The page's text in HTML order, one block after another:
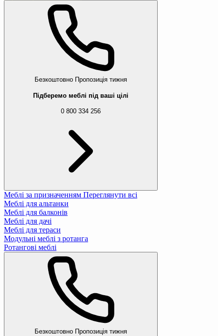
Безкоштовно Пропозиція тижня
Підберемо меблі під ваші цілі
0 800 334 256
Меблі за призначенням Переглянути всі
Меблі для альтанки
Меблі для балконів
Меблі для дачі
Меблі для тераси
Модульні меблі з ротанга
Ротангові меблі
Безкоштовно Пропозиція тижня